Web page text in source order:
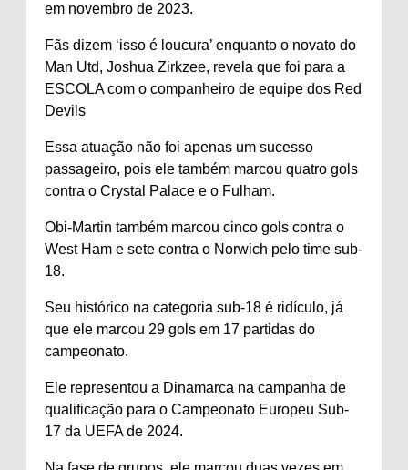
em novembro de 2023.
Fãs dizem ‘isso é loucura’ enquanto o novato do
Man Utd, Joshua Zirkzee, revela que foi para a
ESCOLA com o companheiro de equipe dos Red
Devils
Essa atuação não foi apenas um sucesso
passageiro, pois ele também marcou quatro gols
contra o Crystal Palace e o Fulham.
Obi-Martin também marcou cinco gols contra o
West Ham e sete contra o Norwich pelo time sub-
18.
Seu histórico na categoria sub-18 é ridículo, já
que ele marcou 29 gols em 17 partidas do
campeonato.
Ele representou a Dinamarca na campanha de
qualificação para o Campeonato Europeu Sub-
17 da UEFA de 2024.